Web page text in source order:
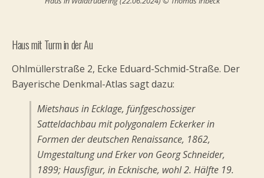
Haus mit Turm in der Au
Ohlmüllerstraße 2, Ecke Eduard-Schmid-Straße. Der
Bayerische Denkmal-Atlas sagt dazu:
Mietshaus in Ecklage, fünfgeschossiger
Satteldachbau mit polygonalem Eckerker in
Formen der deutschen Renaissance, 1862,
Umgestaltung und Erker von Georg Schneider,
1899; Hausfigur, in Ecknische, wohl 2. Hälfte 19.